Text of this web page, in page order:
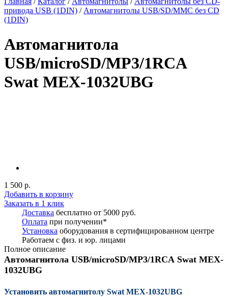
привода USB (1DIN) / Автомагнитолы USB/SD/MMC без CD
(1DIN)
Автомагнитола
USB/microSD/MP3/1RCA
Swat MEX-1032UBG
1 500 р.
Добавить в корзину
Заказать в 1 клик
Доставка бесплатно от 5000 руб.
Оплата при получении*
Установка оборудования в сертифицированном центре
Работаем с физ. и юр. лицами
Полное описание
Автомагнитола USB/microSD/MP3/1RCA Swat MEX-
1032UBG
Установить автомагнитолу Swat MEX-1032UBG